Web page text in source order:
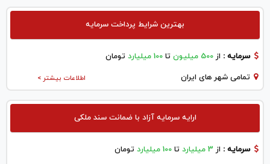
بهترین شرایط پرداخت سرمایه
سرمایه : از 500 میلیون تا 100 میلیارد تومان
اطلاعات بیشتر > تمامی شهر های ایران
ارایه سرمایه آزاد با ضمانت سند ملکی
سرمایه : از 3 میلیارد تا 100 میلیارد تومان